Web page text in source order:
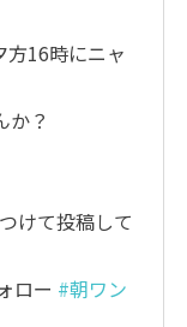
16時にニャ
か？
けて投稿して
ロー #朝ワン